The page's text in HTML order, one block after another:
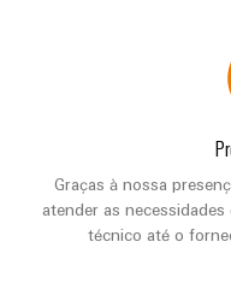
da
construção
de
de
Equipamentos
Originais
Medição
de
Graças à nossa
atender as
técnico até o